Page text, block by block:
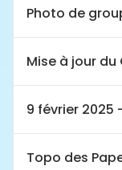
Photo de
Mise à jour du
9 février 2025
Topo des